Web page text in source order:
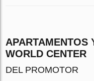
APARTAMENTOS
WORLD CENTER
DEL PROMOTOR